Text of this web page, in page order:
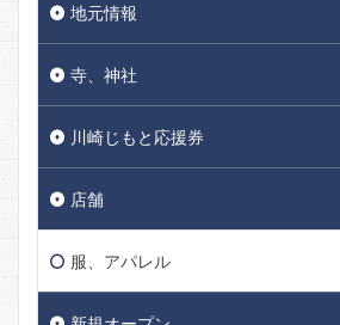
地元情報
寺、神社
川崎じもと応援券
店舗
服、アパレル